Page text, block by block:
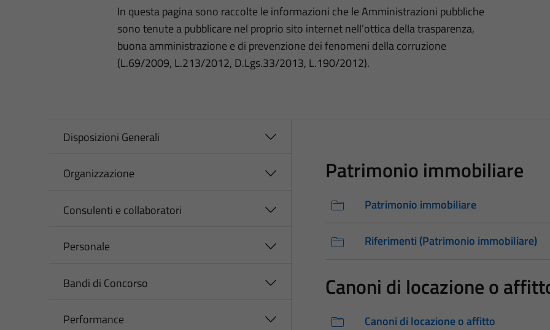
In questa pagina sono raccolte le informazioni che le Amministrazioni pubbliche
sono tenute a pubblicare nel proprio sito internet nell’ottica della trasparenza,
buona amministrazione e di prevenzione dei fenomeni della corruzione
(L.69/2009, L.213/2012, D.Lgs.33/2013, L.190/2012).
Disposizioni Generali
Organizzazione
Consulenti e collaboratori
Personale
Bandi di Concorso
Performance
Patrimonio immobiliare
Patrimonio immobiliare
Riferimenti (Patrimonio immobiliare)
Canoni di locazione o
Canoni di locazione o affitto